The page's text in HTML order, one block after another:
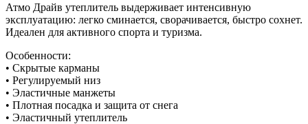
Атмо Драйв утеплитель выдерживает интенсивную
эксплуатацию: легко сминается, сворачивается, быстро сохнет.
Идеален для активного спорта и туризма.
Особенности:
• Скрытые карманы
• Регулируемый низ
• Эластичные манжеты
• Плотная посадка и защита от снега
• Эластичный утеплитель